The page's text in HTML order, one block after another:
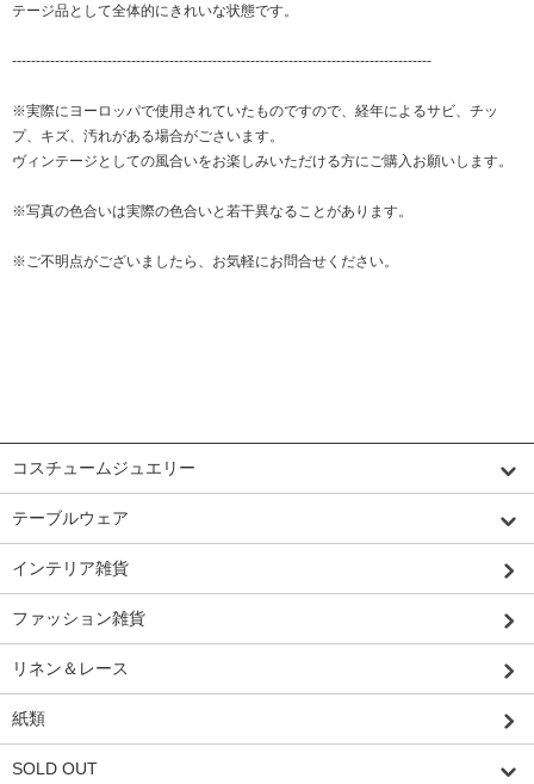
テージ品として全体的にきれいな状態です。
----------------------------------------------------------------------------------------
※実際にヨーロッパで使用されていたものですので、経年によるサビ、チッ
プ、キズ、汚れがある場合がごさいます。
ヴィンテージとしての風合いをお楽しみいただける方にご購入お願いします。
※写真の色合いは実際の色合いと若干異なることがあります。
※ご不明点がございましたら、お気軽にお問合せください。
コスチュームジュエリー
テーブルウェア
インテリア雑貨
ファッション雑貨
リネン＆レース
紙類
SOLD OUT